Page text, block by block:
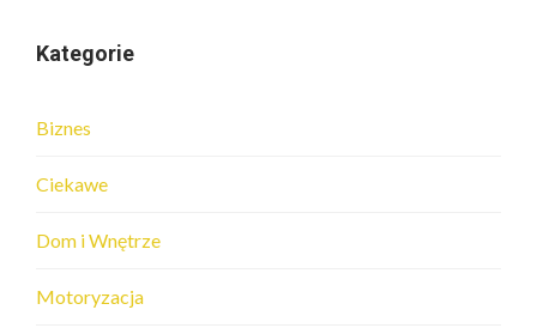
Kategorie
Biznes
Ciekawe
Dom i Wnętrze
Motoryzacja